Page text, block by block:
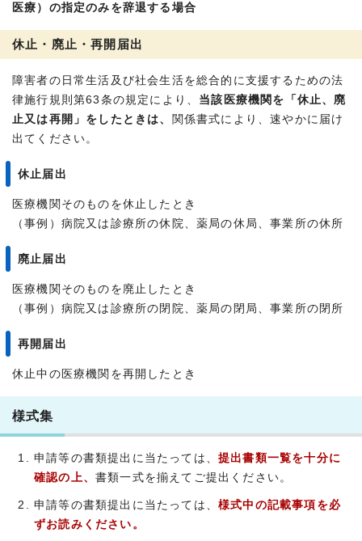
医療）の指定のみを辞退する場合
休止・廃止・再開届出
障害者の日常生活及び社会生活を総合的に支援するための法
律施行規則第63条の規定により、 当該医療機関を「休止、廃
止又は再開」をしたときは、 関係書式により、速やかに届け
出てください。
休止届出
医療機関そのものを休止したとき
（事例）病院又は診療所の休院、薬局の休局、事業所の休所
廃止届出
医療機関そのものを廃止したとき
（事例）病院又は診療所の閉院、薬局の閉局、事業所の閉所
再開届出
休止中の医療機関を再開したとき
様式集
申請等の書類提出に当たっては、 提出書類一覧を十分に
確認の上、 書類一式を揃えてご提出ください。
申請等の書類提出に当たっては、 様式中の記載事項を必
ずお読みください。